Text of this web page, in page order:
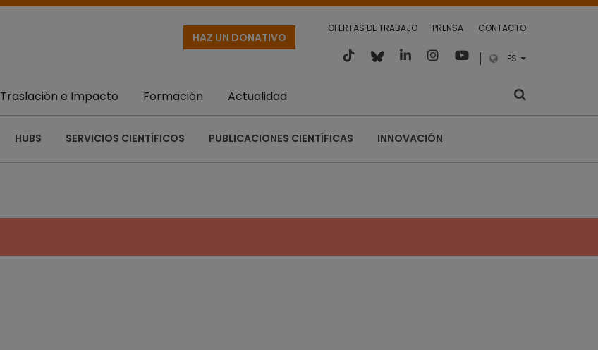
OFERTAS DE TRABAJO PRENSA CONTACTO
ES
HAZ UN DONATIVO
HUBS SERVICIOS CIENTÍFICOS PUBLICACIONES CIENTÍFICAS INNOVACIÓN
Traslación e Impacto Formación Actualidad